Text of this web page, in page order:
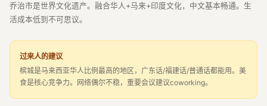
乔治市是世界文化遗产。融合华人+马来+印度文化，中文基本畅通。生
活成本低到不可思议。
过来人的建议
槟城是马来西亚华人比例最高的地区，广东话/福建话/普通话都能用。美
食是核心竞争力。网络偶尔不稳，重要会议建议coworking。